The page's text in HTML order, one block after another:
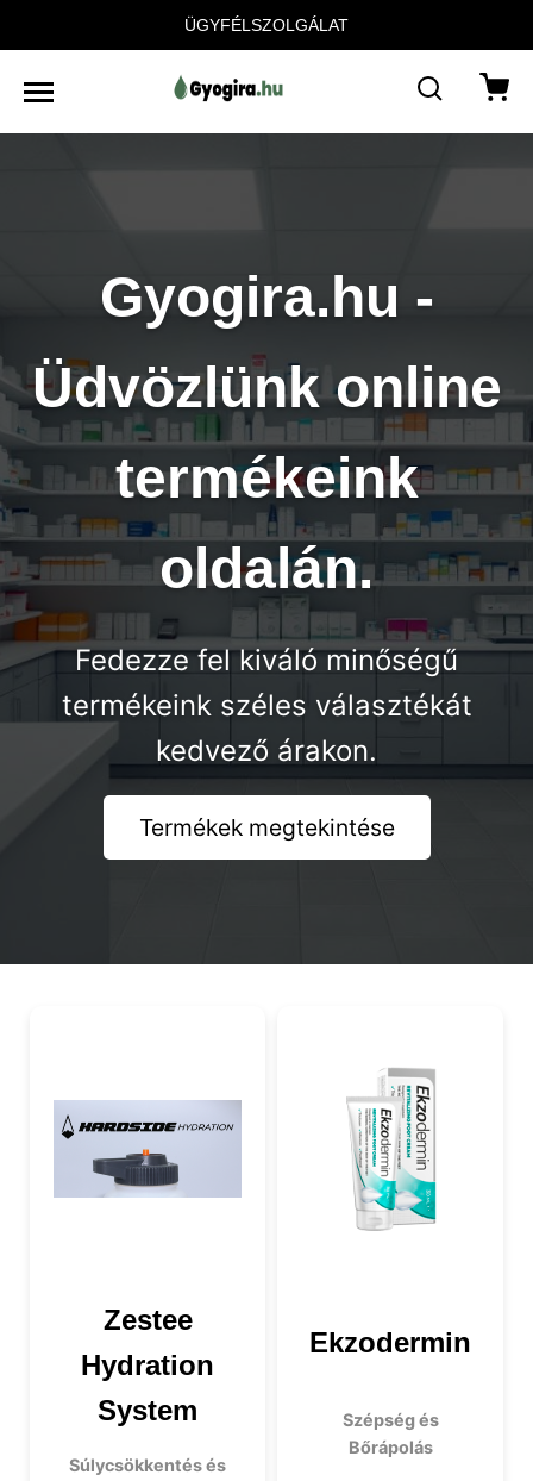
ÜGYFÉLSZOLGÁLAT
Gyogira.hu -
Üdvözlünk online
termékeink
oldalán.
Fedezze fel kiváló minőségű
termékeink széles választékát
kedvező árakon.
Termékek megtekintése
Zestee
Hydration
System
Súlycsökkentés és
Ekzodermin
Szépség és
Bőrápolás